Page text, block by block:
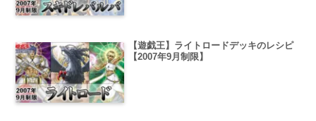
【遊戯王】ライトロードデッキのレシピ
【2007年9月制限】